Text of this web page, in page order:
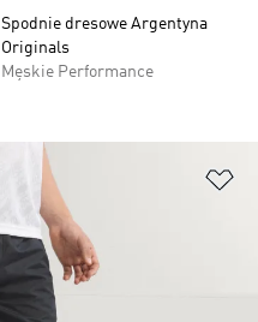
Spodnie dresowe Argentyna
Originals
Męskie Performance